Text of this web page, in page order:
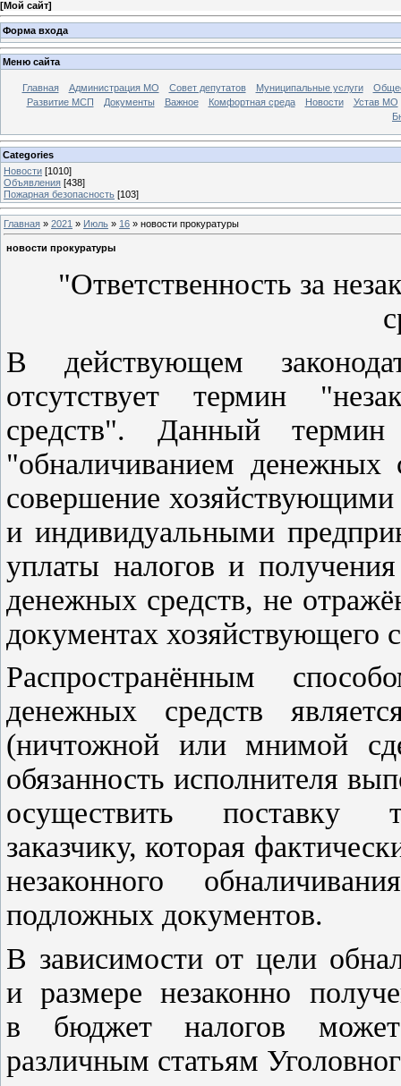
[Мой сайт]
Форма входа
Меню сайта
Главная Администрация МО Совет депутатов Муниципальные услуги
Развитие МСП
Документы Важное Комфортная среда Новости
Устав МО
Categories
Новости [1010]
Объявления [438]
Пожарная безопасность [103]
Главная » 2021 » Июль » 16 » новости прокуратуры
новости прокуратуры
"Ответственность за
В действующем
отсутствует термин
средств". Данный
"обналичиванием денежных
совершение
и индивидуальными
уплаты налогов и
денежных средств, не
документах хозяйствующего
Распространённым
денежных средств
(ничтожной или мнимой
обязанность исполнителя
осуществить поставку
заказчику, которая
незаконного
подложных документов.
В зависимости от цели
и размере незаконно
в бюджет налогов может
различным статьям